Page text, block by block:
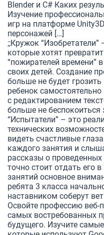
Blender и C# Каких
Изучение
игр на платформе
персонажей […]
;;Кружок “Изобретатели”
которые хотят
“пожирателей времени”
своих детей. Создание
больше не будет
ребенок
с редактированием
больше не беспокоиться
“Испытатели” – это
технических
видеть счастливые
каждого занятия и
рассказы о
точно стоит отдать его
занятий основное
ребята 3 класса
наставником соберут
Освойте профессию веб-
самых востребованных
будущего. Изучите